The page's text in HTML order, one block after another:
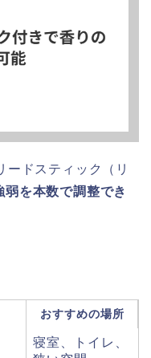
ードスティック（リ
弱を本数で調整でき
おすすめの場所
寝室、トイレ、